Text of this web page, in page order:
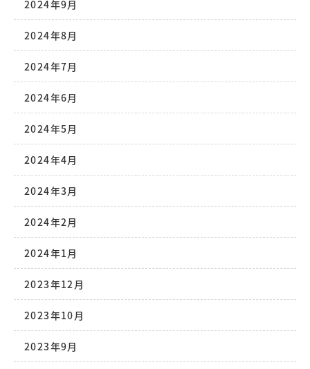
2024年9月
2024年8月
2024年7月
2024年6月
2024年5月
2024年4月
2024年3月
2024年2月
2024年1月
2023年12月
2023年10月
2023年9月